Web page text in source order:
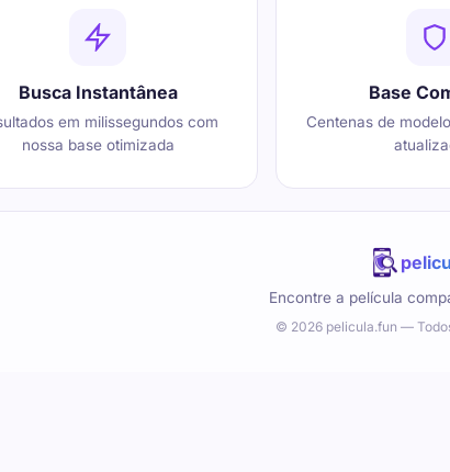
Busca Instantânea
em milissegundos com
nossa base otimizada
Base
Centenas de
Encontre a película
© 2026 pelicula.fun —